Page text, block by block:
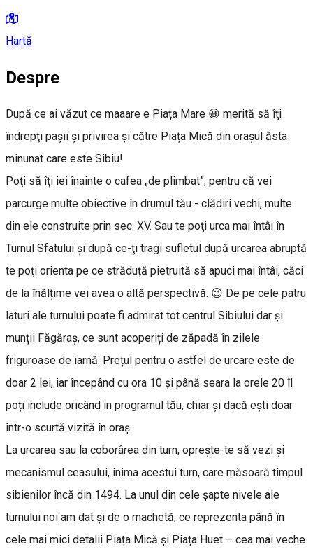
Hartă
Despre
După ce ai văzut ce maaare e Piața Mare 😀 merită să îţi
îndrepţi pașii și privirea şi către Piața Mică din oraşul ăsta
minunat care este Sibiu!
Poţi să îţi iei înainte o cafea „de plimbat”, pentru că vei
parcurge multe obiective în drumul tău - clădiri vechi, multe
din ele construite prin sec. XV. Sau te poţi urca mai întâi în
Turnul Sfatului şi după ce-ţi tragi sufletul după urcarea abruptă
te poţi orienta pe ce străduță pietruită să apuci mai întâi, căci
de la înălțime vei avea o altă perspectivă. 😉 De pe cele patru
laturi ale turnului poate fi admirat tot centrul Sibiului dar și
munții Făgăraș, ce sunt acoperiți de zăpadă în zilele
friguroase de iarnă. Prețul pentru o astfel de urcare este de
doar 2 lei, iar începând cu ora 10 și până seara la orele 20 îl
poți include oricând in programul tău, chiar şi dacă ești doar
într-o scurtă vizită în oraș.
La urcarea sau la coborârea din turn, oprește-te să vezi și
mecanismul ceasului, inima acestui turn, care măsoară timpul
sibienilor încă din 1494. La unul din cele șapte nivele ale
turnului noi am dat și de o machetă, ce reprezenta până în
cele mai mici detalii Piața Mică și Piața Huet – cea mai veche